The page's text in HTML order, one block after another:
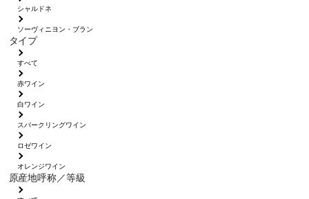
シャルドネ
ソーヴィニヨン・ブラン
タイプ
すべて
赤ワイン
白ワイン
スパークリングワイン
ロゼワイン
オレンジワイン
原産地呼称／等級